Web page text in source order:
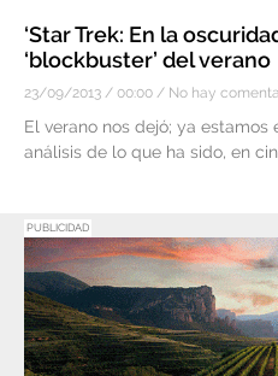
‘Star Trek: En la
‘blockbuster’ del verano
23/09/2013 00:00 No hay
El verano nos dejó; ya estamos
análisis de lo que ha sido, en
PUBLICIDAD